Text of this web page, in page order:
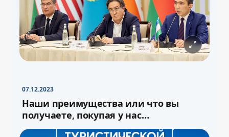
− 16pt + Свернуть
07.12.2023
Наши преимущества или что вы
получаете, покупая у нас
туристическую страховку